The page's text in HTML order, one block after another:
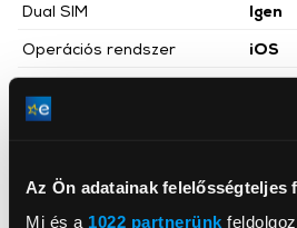
Az Ön adatainak felelősségteljes
Mi és a 1022 partnerünk
Dual SIM
Igen
Operációs rendszer
iOS
Előlapi kamera felbontás
Szín
Lila